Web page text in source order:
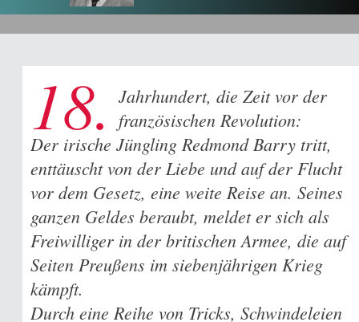
18.
Jahrhundert, die Zeit vor der
französischen Revolution:
Der irische Jüngling Redmond Barry tritt,
enttäuscht von der Liebe und auf der Flucht
vor dem Gesetz, eine weite Reise an. Seines
ganzen Geldes beraubt, meldet er sich als
Freiwilliger in der britischen Armee, die auf
Seiten Preußens im siebenjährigen Krieg
kämpft.
Durch eine Reihe von Tricks, Schwindeleien